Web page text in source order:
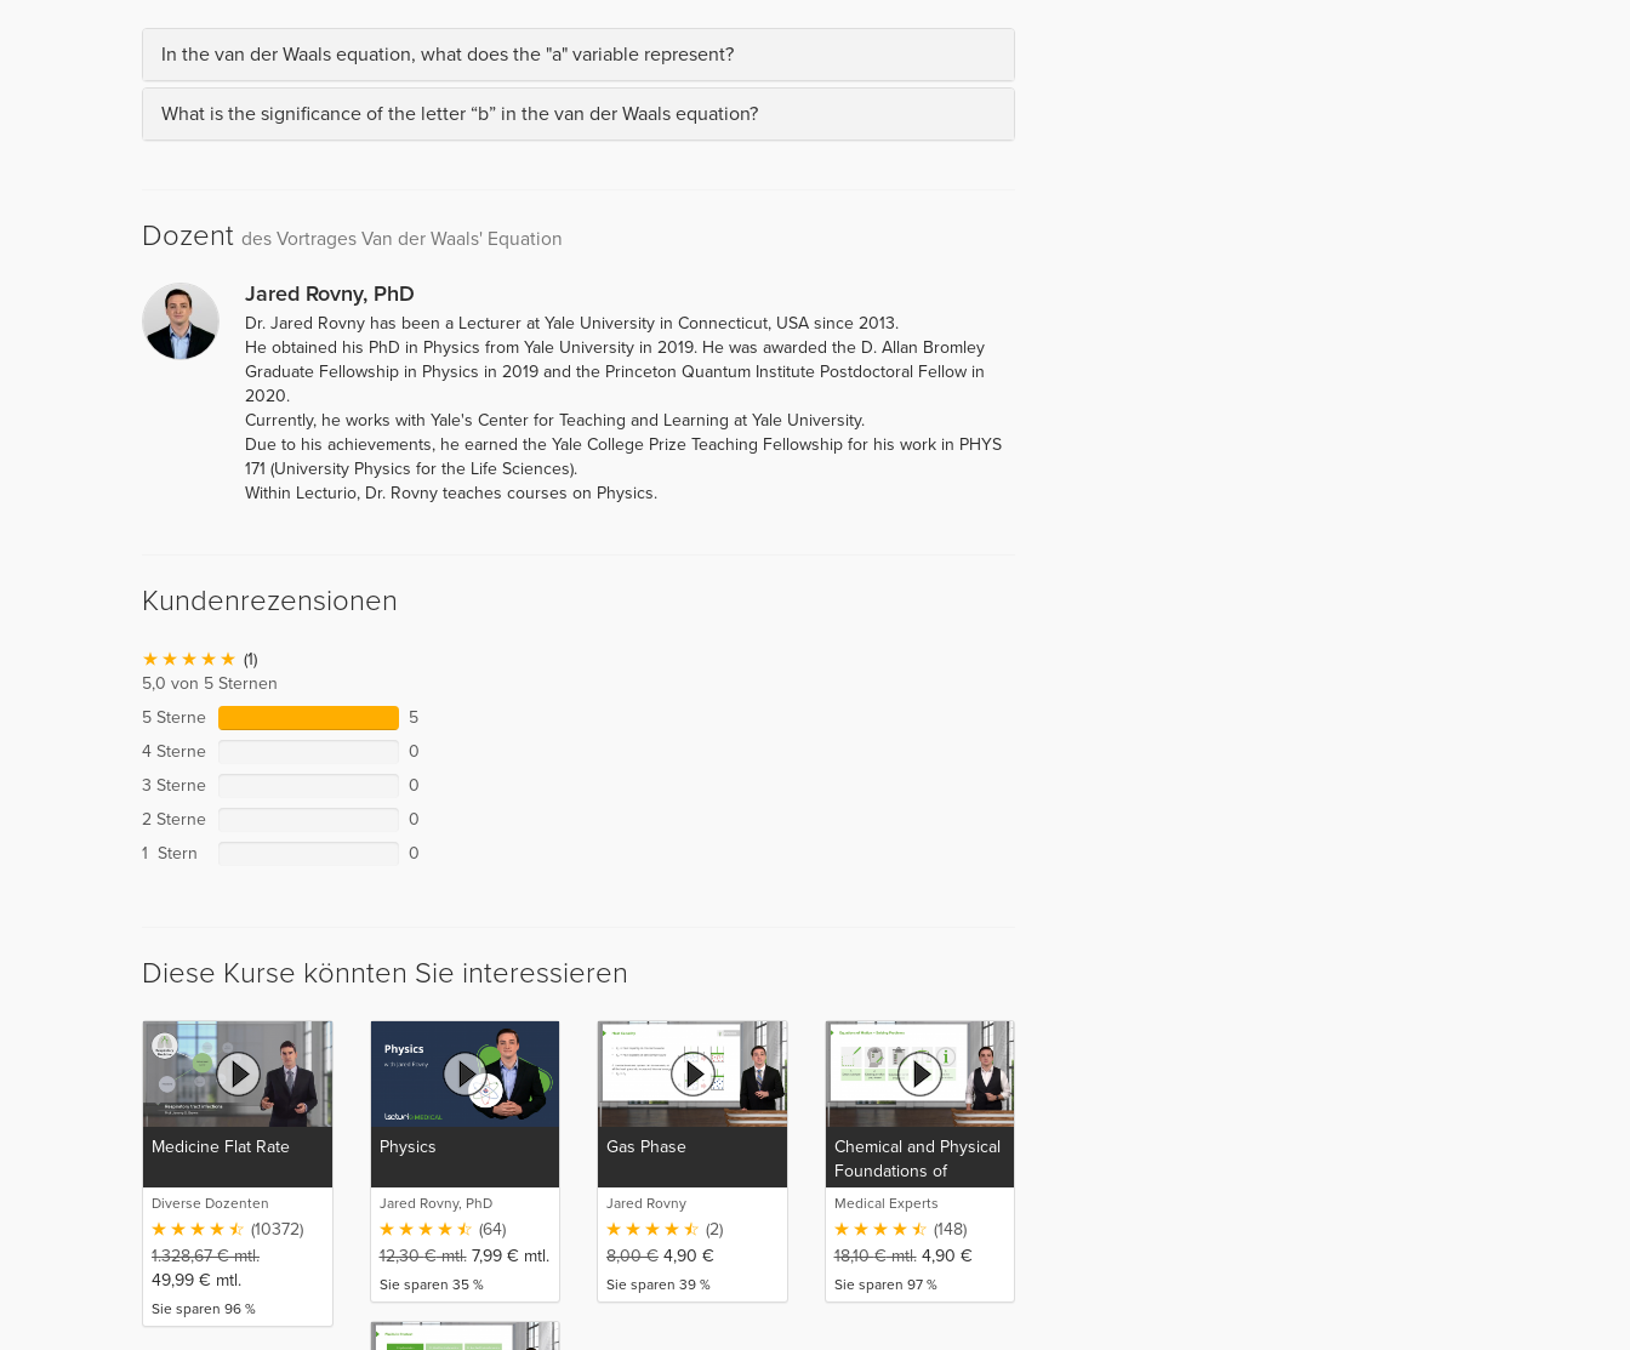
In the van der Waals equation, what does the "a" variable represent?
What is the significance of the letter “b” in the van der Waals equation?
Dozent des Vortrages Van der Waals' Equation
Jared Rovny, PhD
Dr. Jared Rovny has been a Lecturer at Yale University in Connecticut, USA since 2013.
He obtained his PhD in Physics from Yale University in 2019. He was awarded the D. Allan Bromley
Graduate Fellowship in Physics in 2019 and the Princeton Quantum Institute Postdoctoral Fellow in
2020.
Currently, he works with Yale's Center for Teaching and Learning at Yale University.
Due to his achievements, he earned the Yale College Prize Teaching Fellowship for his work in PHYS
171 (University Physics for the Life Sciences).
Within Lecturio, Dr. Rovny teaches courses on Physics.
Kundenrezensionen
(1)
5,0 von 5 Sternen
5 Sterne
5
4 Sterne
0
3 Sterne
0
2 Sterne
0
1 Stern
0
Diese Kurse könnten Sie interessieren
Medicine Flat Rate
Diverse Dozenten
(10372)
1.328,67€mtl.
49,99 € mtl.
Sie sparen 96 %
Physics
Jared Rovny, PhD
(64)
12,30€mtl. 7,99 € mtl.
Sie sparen 35 %
Gas Phase
Jared Rovny
(2)
8,00€ 4,90 €
Sie sparen 39 %
Chemical and Physical
Foundations of
Biological Systems
Medical Experts
(148)
18,10€mtl. 4,90 €
Sie sparen 97 %